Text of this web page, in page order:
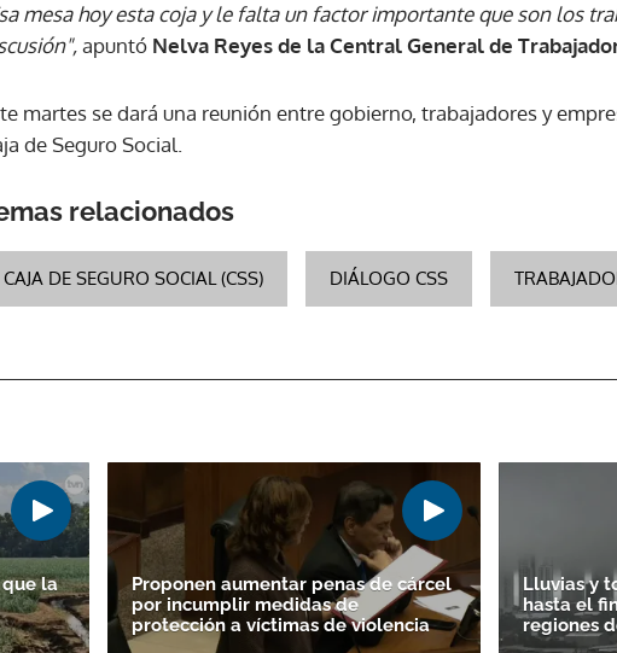
mesa hoy esta coja y le falta un factor importante que son los
apuntó Nelva Reyes de la Central General de
martes se dará una reunión entre gobierno, trabajadores y
de Seguro Social.
relacionados
CAJA DE SEGURO SOCIAL (CSS) DIÁLOGO CSS
la
Proponen aumentar penas de cárcel
por incumplir medidas de
protección a víctimas de violencia
Lluvias y
hasta el
regiones